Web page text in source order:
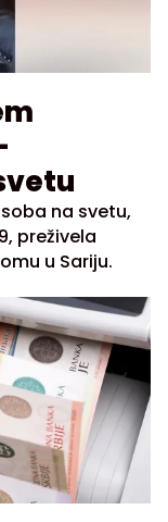
na svetu,
preživela
u Sariju.